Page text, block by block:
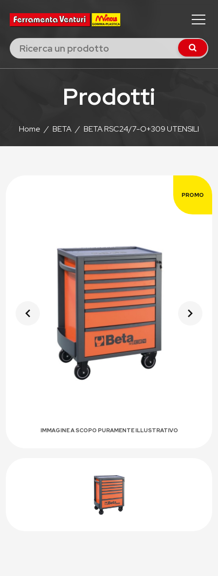
Prodotti
Home / BETA / BETA RSC24/7-O+309 UTENSILI
PROMO
IMMAGINE A SCOPO PURAMENTE ILLUSTRATIVO